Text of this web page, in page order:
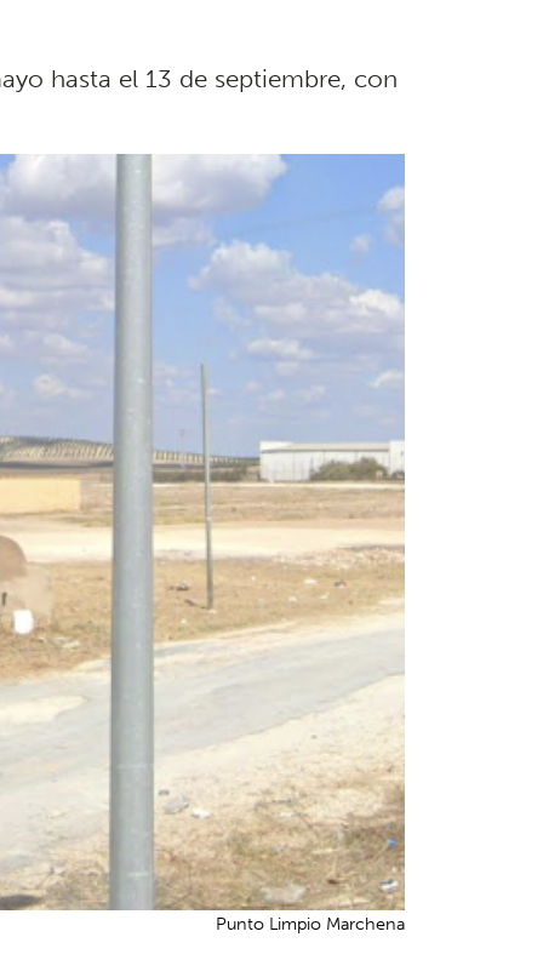
hasta el 13 de septiembre, con
Punto Limpio Marchena